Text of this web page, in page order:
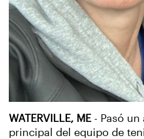
WATERVILLE, ME- Pasó un
principal del equipo de